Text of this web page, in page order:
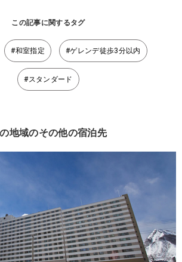
この記事に関するタグ
#和室指定 #ゲレンデ徒歩3分以内
#スタンダード
地域のその他の宿泊先